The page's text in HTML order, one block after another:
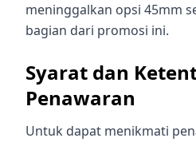
meninggalkan opsi 45mm
bagian dari promosi ini.
Syarat dan
Penawaran
Untuk dapat menikmati